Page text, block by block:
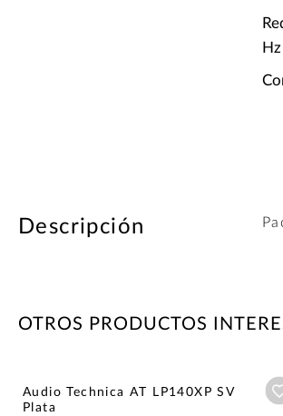
Hz
Descripción
OTROS PRODUCTOS
Audio Technica AT LP140XP SV
Plata